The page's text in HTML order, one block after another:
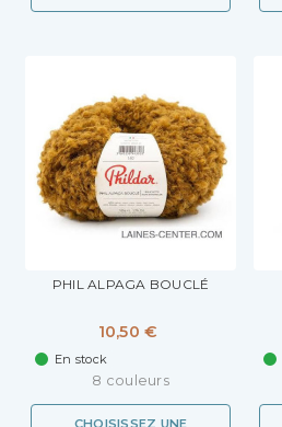
PHIL ALPAGA BOUCLÉ
10,50 €
En stock
8 couleurs